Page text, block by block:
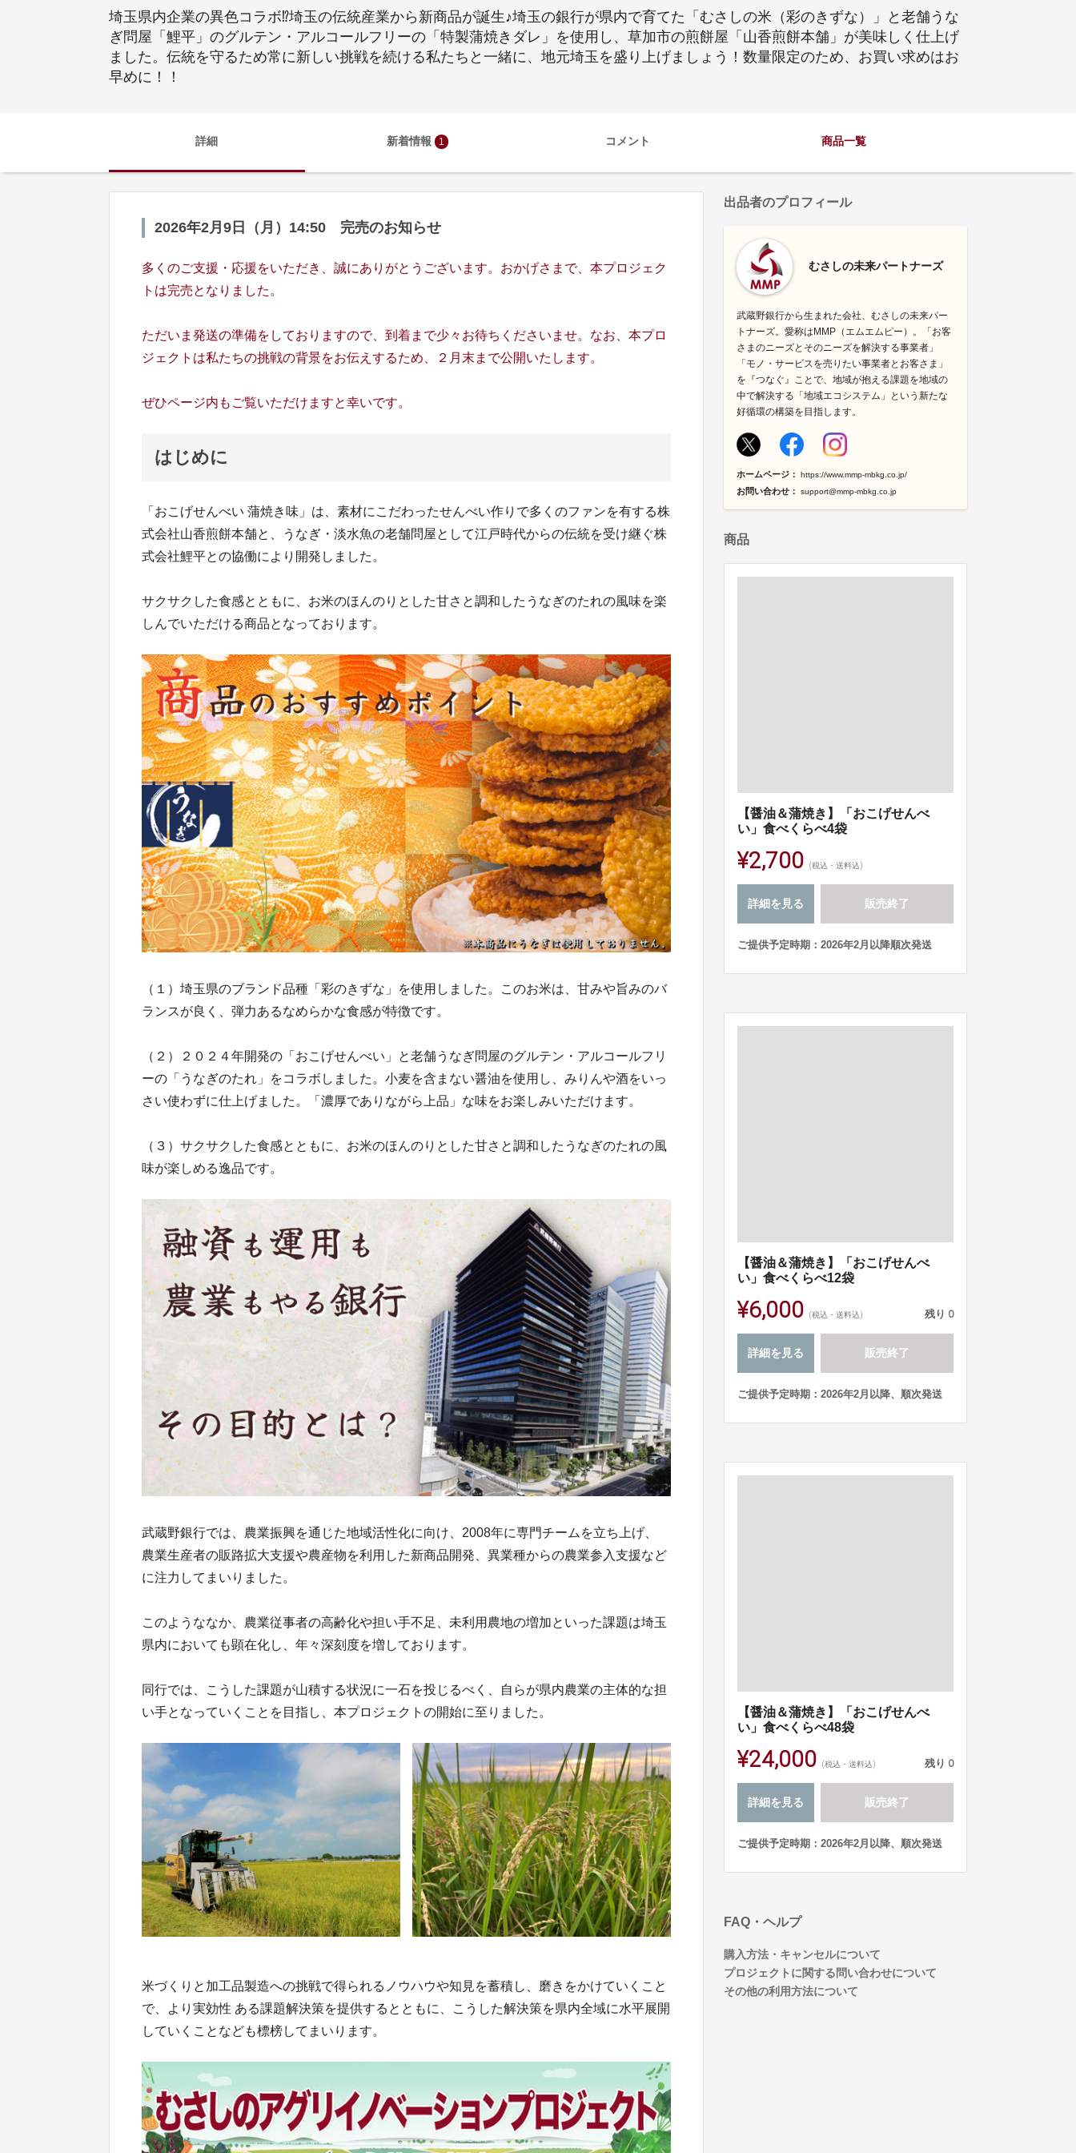
埼玉県内企業の異色コラボ⁉埼玉の伝統産業から新商品が誕生♪埼玉の銀行が県内で育てた「むさしの米（彩のきずな）」と老舗うな
ぎ問屋「鯉平」のグルテン・アルコールフリーの「特製蒲焼きダレ」を使用し、草加市の煎餅屋「山香煎餅本舗」が美味しく仕上げ
ました。伝統を守るため常に新しい挑戦を続ける私たちと一緒に、地元埼玉を盛り上げましょう！数量限定のため、お買い求めはお
早めに！！
詳細 新着情報 1 コメント 商品一覧
2026年2月9日（月）14:50 完売のお知らせ
多くのご支援・応援をいただき、誠にありがとうございます。おかげさまで、本プロジェク
トは完売となりました。
ただいま発送の準備をしておりますので、到着まで少々お待ちくださいませ。なお、本プロ
ジェクトは私たちの挑戦の背景をお伝えするため、２月末まで公開いたします。
ぜひページ内もご覧いただけますと幸いです。
はじめに
「おこげせんべい 蒲焼き味」は、素材にこだわったせんべい作りで多くのファンを有する株
式会社山香煎餅本舗と、うなぎ・淡水魚の老舗問屋として江戸時代からの伝統を受け継ぐ株
式会社鯉平との協働により開発しました。
サクサクした食感とともに、お米のほんのりとした甘さと調和したうなぎのたれの風味を楽
しんでいただける商品となっております。
（１）埼玉県のブランド品種「彩のきずな」を使用しました。このお米は、甘みや旨みのバ
ランスが良く、弾力あるなめらかな食感が特徴です。
（２）２０２４年開発の「おこげせんべい」と老舗うなぎ問屋のグルテン・アルコールフリ
ーの「うなぎのたれ」をコラボしました。小麦を含まない醤油を使用し、みりんや酒をいっ
さい使わずに仕上げました。「濃厚でありながら上品」な味をお楽しみいただけます。
（３）サクサクした食感とともに、お米のほんのりとした甘さと調和したうなぎのたれの風
味が楽しめる逸品です。
武蔵野銀行では、農業振興を通じた地域活性化に向け、2008年に専門チームを立ち上げ、
農業生産者の販路拡大支援や農産物を利用した新商品開発、異業種からの農業参入支援など
に注力してまいりました。
このようななか、農業従事者の高齢化や担い手不足、未利用農地の増加といった課題は埼玉
県内においても顕在化し、年々深刻度を増しております。
同行では、こうした課題が山積する状況に一石を投じるべく、自らが県内農業の主体的な担
い手となっていくことを目指し、本プロジェクトの開始に至りました。
米づくりと加工品製造への挑戦で得られるノウハウや知見を蓄積し、磨きをかけていくこと
で、より実効性 ある課題解決策を提供するとともに、こうした解決策を県内全域に水平展開
していくことなども標榜してまいります。
出品者のプロフィール
むさしの未来パートナーズ
武蔵野銀行から生まれた会社、むさしの未来パー
トナーズ。愛称はMMP（エムエムピー）。「お客
さまのニーズとそのニーズを解決する事業者」
「モノ・サービスを売りたい事業者とお客さま」
を『つなぐ』ことで、地域が抱える課題を地域の
中で解決する「地域エコシステム」という新たな
好循環の構築を目指します。
ホームページ： https://www.mmp-mbkg.co.jp/
お問い合わせ： support@mmp-mbkg.co.jp
商品
【醤油＆蒲焼き】「おこげせんべ
い」食べくらべ4袋
¥2,700 (税込・送料込)
詳細を見る 販売終了
ご提供予定時期：2026年2月以降順次発送
【醤油＆蒲焼き】「おこげせんべ
い」食べくらべ12袋
¥6,000 (税込・送料込) 残り 0
詳細を見る 販売終了
ご提供予定時期：2026年2月以降、順次発送
【醤油＆蒲焼き】「おこげせんべ
い」食べくらべ48袋
¥24,000 (税込・送料込) 残り 0
詳細を見る 販売終了
ご提供予定時期：2026年2月以降、順次発送
FAQ・ヘルプ
購入方法・キャンセルについて
プロジェクトに関する問い合わせについて
その他の利用方法について